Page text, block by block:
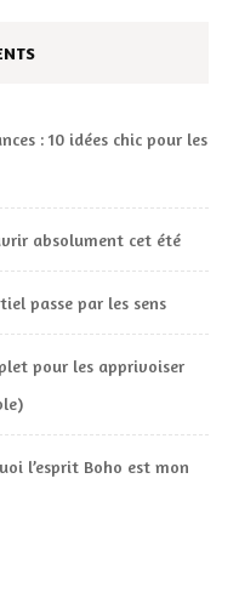
: 10 idées chic pour les
absolument cet été
passe par les sens
pour les apprivoiser
l’esprit Boho est mon